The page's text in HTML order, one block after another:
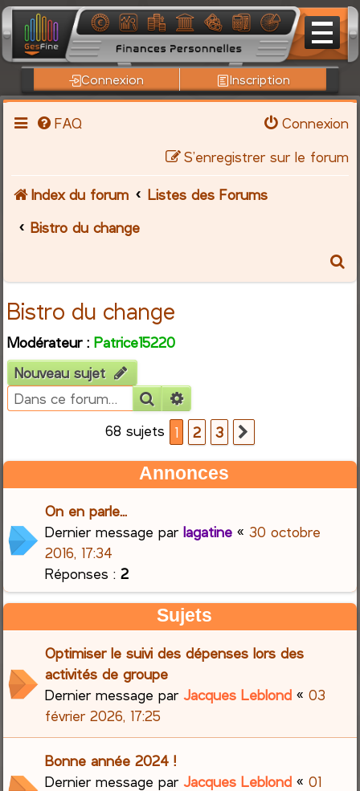
Connexion Inscription
FAQ
Connexion
S’enregistrer sur le forum
Index du forum
Listes des Forums
Bistro du change
c
h
Bistro du change
Modérateur : Patrice15220
Nouveau sujet
Rechercher
68 sujets
1 2 3
Annonces
On en parle...
Dernier message parlagatine «30 octobre
2016, 17:34
Réponses :2
Sujets
Optimiser le suivi des dépenses lors des
activités de groupe
Dernier message parJacques Leblond «03
février 2026, 17:25
Bonne année 2024 !
Dernier message parJacques Leblond «01